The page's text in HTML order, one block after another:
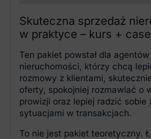
Skuteczna sprzedaż
w praktyce – kurs +
Ten pakiet powstał dla
nieruchomości, którzy chcą
rozmowy z klientami,
oferty, spokojniej rozmawiać o
prowizji oraz lepiej radzić sobie
sytuacjami w transakcjach.
To nie jest pakiet teoretyczny.